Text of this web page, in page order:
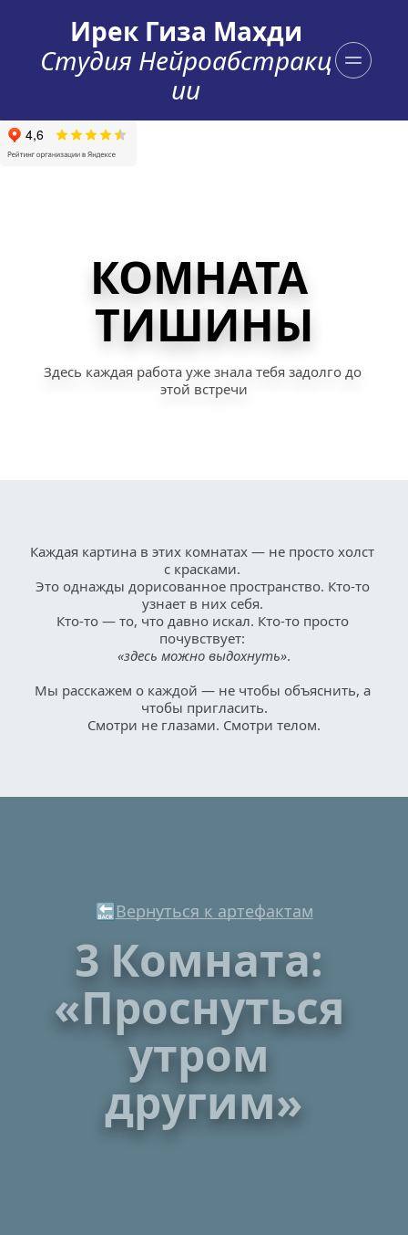
Ирек Гиза Махди
Студия Нейроабстракц
ии
КОМНАТА
ТИШИНЫ
Здесь каждая работа уже знала тебя задолго до
этой встречи
Каждая картина в этих комнатах — не просто холст
с красками.
Это однажды дорисованное пространство. Кто-то
узнает в них себя.
Кто-то — то, что давно искал. Кто-то просто
почувствует:
«здесь можно выдохнуть».
Мы расскажем о каждой — не чтобы объяснить, а
чтобы пригласить.
Смотри не глазами. Смотри телом.
🔙 Вернуться к артефактам
3 Комната:
«Проснуться
утром
другим»